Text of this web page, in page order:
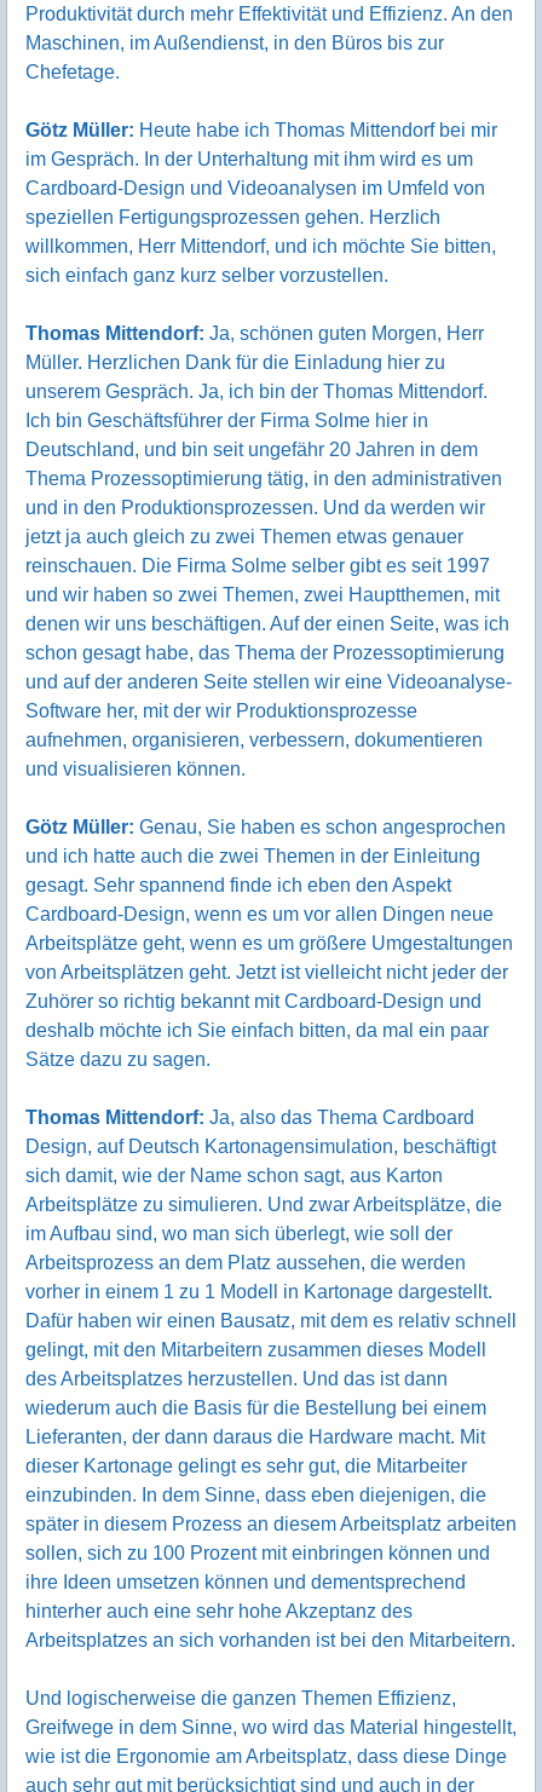
Produktivität durch mehr Effektivität und Effizienz. An den
Maschinen, im Außendienst, in den Büros bis zur
Chefetage.
Götz Müller: Heute habe ich Thomas Mittendorf bei mir
im Gespräch. In der Unterhaltung mit ihm wird es um
Cardboard-Design und Videoanalysen im Umfeld von
speziellen Fertigungsprozessen gehen. Herzlich
willkommen, Herr Mittendorf, und ich möchte Sie bitten,
sich einfach ganz kurz selber vorzustellen.
Thomas Mittendorf: Ja, schönen guten Morgen, Herr
Müller. Herzlichen Dank für die Einladung hier zu
unserem Gespräch. Ja, ich bin der Thomas Mittendorf.
Ich bin Geschäftsführer der Firma Solme hier in
Deutschland, und bin seit ungefähr 20 Jahren in dem
Thema Prozessoptimierung tätig, in den administrativen
und in den Produktionsprozessen. Und da werden wir
jetzt ja auch gleich zu zwei Themen etwas genauer
reinschauen. Die Firma Solme selber gibt es seit 1997
und wir haben so zwei Themen, zwei Hauptthemen, mit
denen wir uns beschäftigen. Auf der einen Seite, was ich
schon gesagt habe, das Thema der Prozessoptimierung
und auf der anderen Seite stellen wir eine Videoanalyse-
Software her, mit der wir Produktionsprozesse
aufnehmen, organisieren, verbessern, dokumentieren
und visualisieren können.
Götz Müller: Genau, Sie haben es schon angesprochen
und ich hatte auch die zwei Themen in der Einleitung
gesagt. Sehr spannend finde ich eben den Aspekt
Cardboard-Design, wenn es um vor allen Dingen neue
Arbeitsplätze geht, wenn es um größere Umgestaltungen
von Arbeitsplätzen geht. Jetzt ist vielleicht nicht jeder der
Zuhörer so richtig bekannt mit Cardboard-Design und
deshalb möchte ich Sie einfach bitten, da mal ein paar
Sätze dazu zu sagen.
Thomas Mittendorf: Ja, also das Thema Cardboard
Design, auf Deutsch Kartonagensimulation, beschäftigt
sich damit, wie der Name schon sagt, aus Karton
Arbeitsplätze zu simulieren. Und zwar Arbeitsplätze, die
im Aufbau sind, wo man sich überlegt, wie soll der
Arbeitsprozess an dem Platz aussehen, die werden
vorher in einem 1 zu 1 Modell in Kartonage dargestellt.
Dafür haben wir einen Bausatz, mit dem es relativ schnell
gelingt, mit den Mitarbeitern zusammen dieses Modell
des Arbeitsplatzes herzustellen. Und das ist dann
wiederum auch die Basis für die Bestellung bei einem
Lieferanten, der dann daraus die Hardware macht. Mit
dieser Kartonage gelingt es sehr gut, die Mitarbeiter
einzubinden. In dem Sinne, dass eben diejenigen, die
später in diesem Prozess an diesem Arbeitsplatz arbeiten
sollen, sich zu 100 Prozent mit einbringen können und
ihre Ideen umsetzen können und dementsprechend
hinterher auch eine sehr hohe Akzeptanz des
Arbeitsplatzes an sich vorhanden ist bei den Mitarbeitern.
Und logischerweise die ganzen Themen Effizienz,
Greifwege in dem Sinne, wo wird das Material hingestellt,
wie ist die Ergonomie am Arbeitsplatz, dass diese Dinge
auch sehr gut mit berücksichtigt sind und auch in der